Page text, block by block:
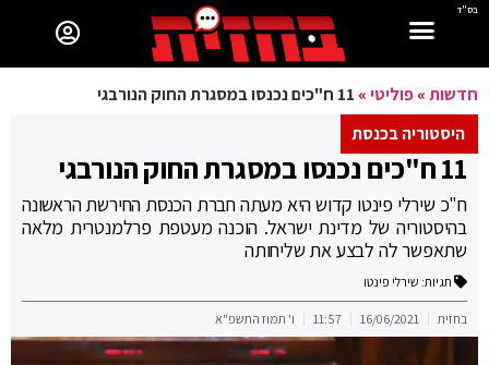
בס"ד
חדשות»פוליטי» 11 ח"כים נכנסו במסגרת החוק הנורבגי
היסטוריה בכנסת
11 ח"כים נכנסו במסגרת החוק הנורבגי
ח"כ שירלי פינטו קדוש היא מעתה חברת הכנסת החירשת הראשונה
בהיסטוריה של מדינת ישראל. הוכנה מעטפת פרלמנטרית מלאה
שתאפשר לה לבצע את שליחותה
תגיות: שירלי פינטו
בחזית 16/06/2021
11:57 ו' תמוז התשפ"א